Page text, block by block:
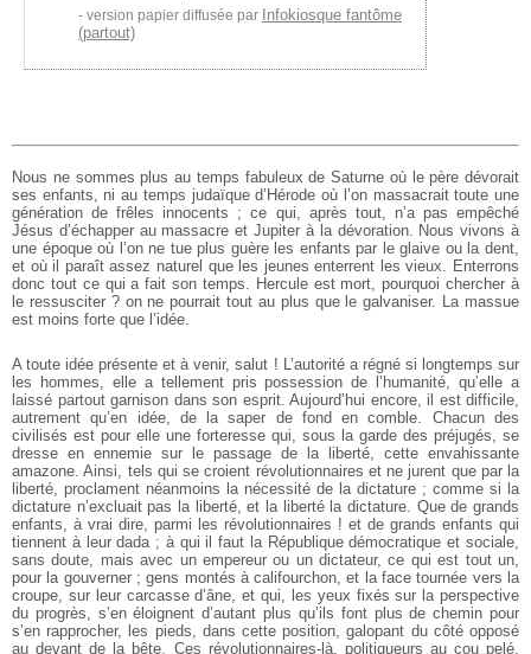
version papier diffusée par Infokiosque fantôme
(partout)
Nous ne sommes plus au temps fabuleux de Saturne où le père dévorait
ses enfants, ni au temps judaïque d’Hérode où l’on massacrait toute une
génération de frêles innocents ; ce qui, après tout, n’a pas empêché
Jésus d’échapper au massacre et Jupiter à la dévoration. Nous vivons à
une époque où l’on ne tue plus guère les enfants par le glaive ou la dent,
et où il paraît assez naturel que les jeunes enterrent les vieux. Enterrons
donc tout ce qui a fait son temps. Hercule est mort, pourquoi chercher à
le ressusciter ? on ne pourrait tout au plus que le galvaniser. La massue
est moins forte que l’idée.
A toute idée présente et à venir, salut ! L’autorité a régné si longtemps sur
les hommes, elle a tellement pris possession de l’humanité, qu’elle a
laissé partout garnison dans son esprit. Aujourd’hui encore, il est difficile,
autrement qu’en idée, de la saper de fond en comble. Chacun des
civilisés est pour elle une forteresse qui, sous la garde des préjugés, se
dresse en ennemie sur le passage de la liberté, cette envahissante
amazone. Ainsi, tels qui se croient révolutionnaires et ne jurent que par la
liberté, proclament néanmoins la nécessité de la dictature ; comme si la
dictature n’excluait pas la liberté, et la liberté la dictature. Que de grands
enfants, à vrai dire, parmi les révolutionnaires ! et de grands enfants qui
tiennent à leur dada ; à qui il faut la République démocratique et sociale,
sans doute, mais avec un empereur ou un dictateur, ce qui est tout un,
pour la gouverner ; gens montés à califourchon, et la face tournée vers la
croupe, sur leur carcasse d’âne, et qui, les yeux fixés sur la perspective
du progrès, s’en éloignent d’autant plus qu’ils font plus de chemin pour
s’en rapprocher, les pieds, dans cette position, galopant du côté opposé
au devant de la bête. Ces révolutionnaires-là, politiqueurs au cou pelé,